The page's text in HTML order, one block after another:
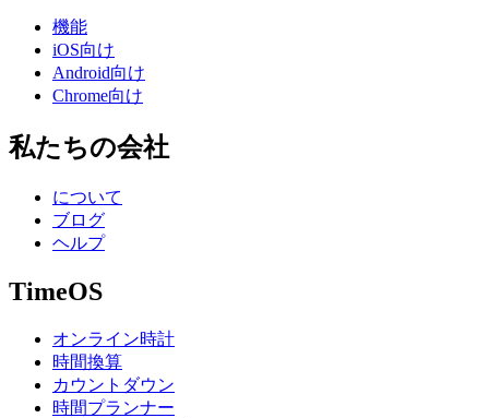
機能
iOS向け
Android向け
Chrome向け
私たちの会社
について
ブログ
ヘルプ
TimeOS
オンライン時計
時間換算
カウントダウン
時間プランナー